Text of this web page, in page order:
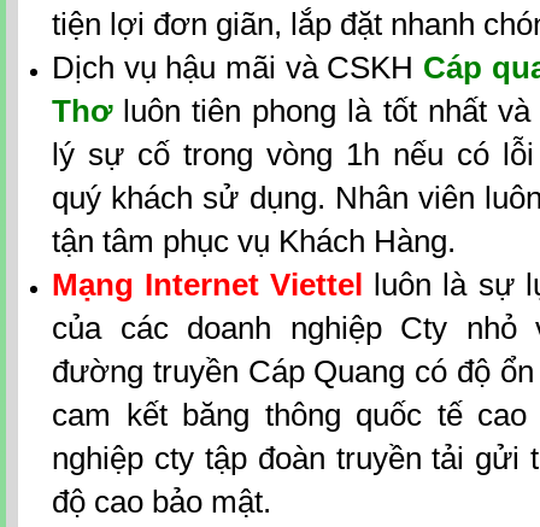
tiện lợi đơn giãn, lắp đặt nhanh
Dịch vụ hậu mãi và CSKH Cáp
Thơluôn tiên phong là tốt nhất và
lý sự cố trong vòng 1h nếu có
quý khách sử dụng. Nhân viên
tận tâm phục vụ Khách Hàng.
Mạng Internet Viettel
luôn là sự
của các doanh nghiệp Cty
đường truyền Cáp Quang có độ
cam kết băng thông quốc tế cao
nghiệp cty tập đoàn truyền tải gửi
độ cao bảo mật.